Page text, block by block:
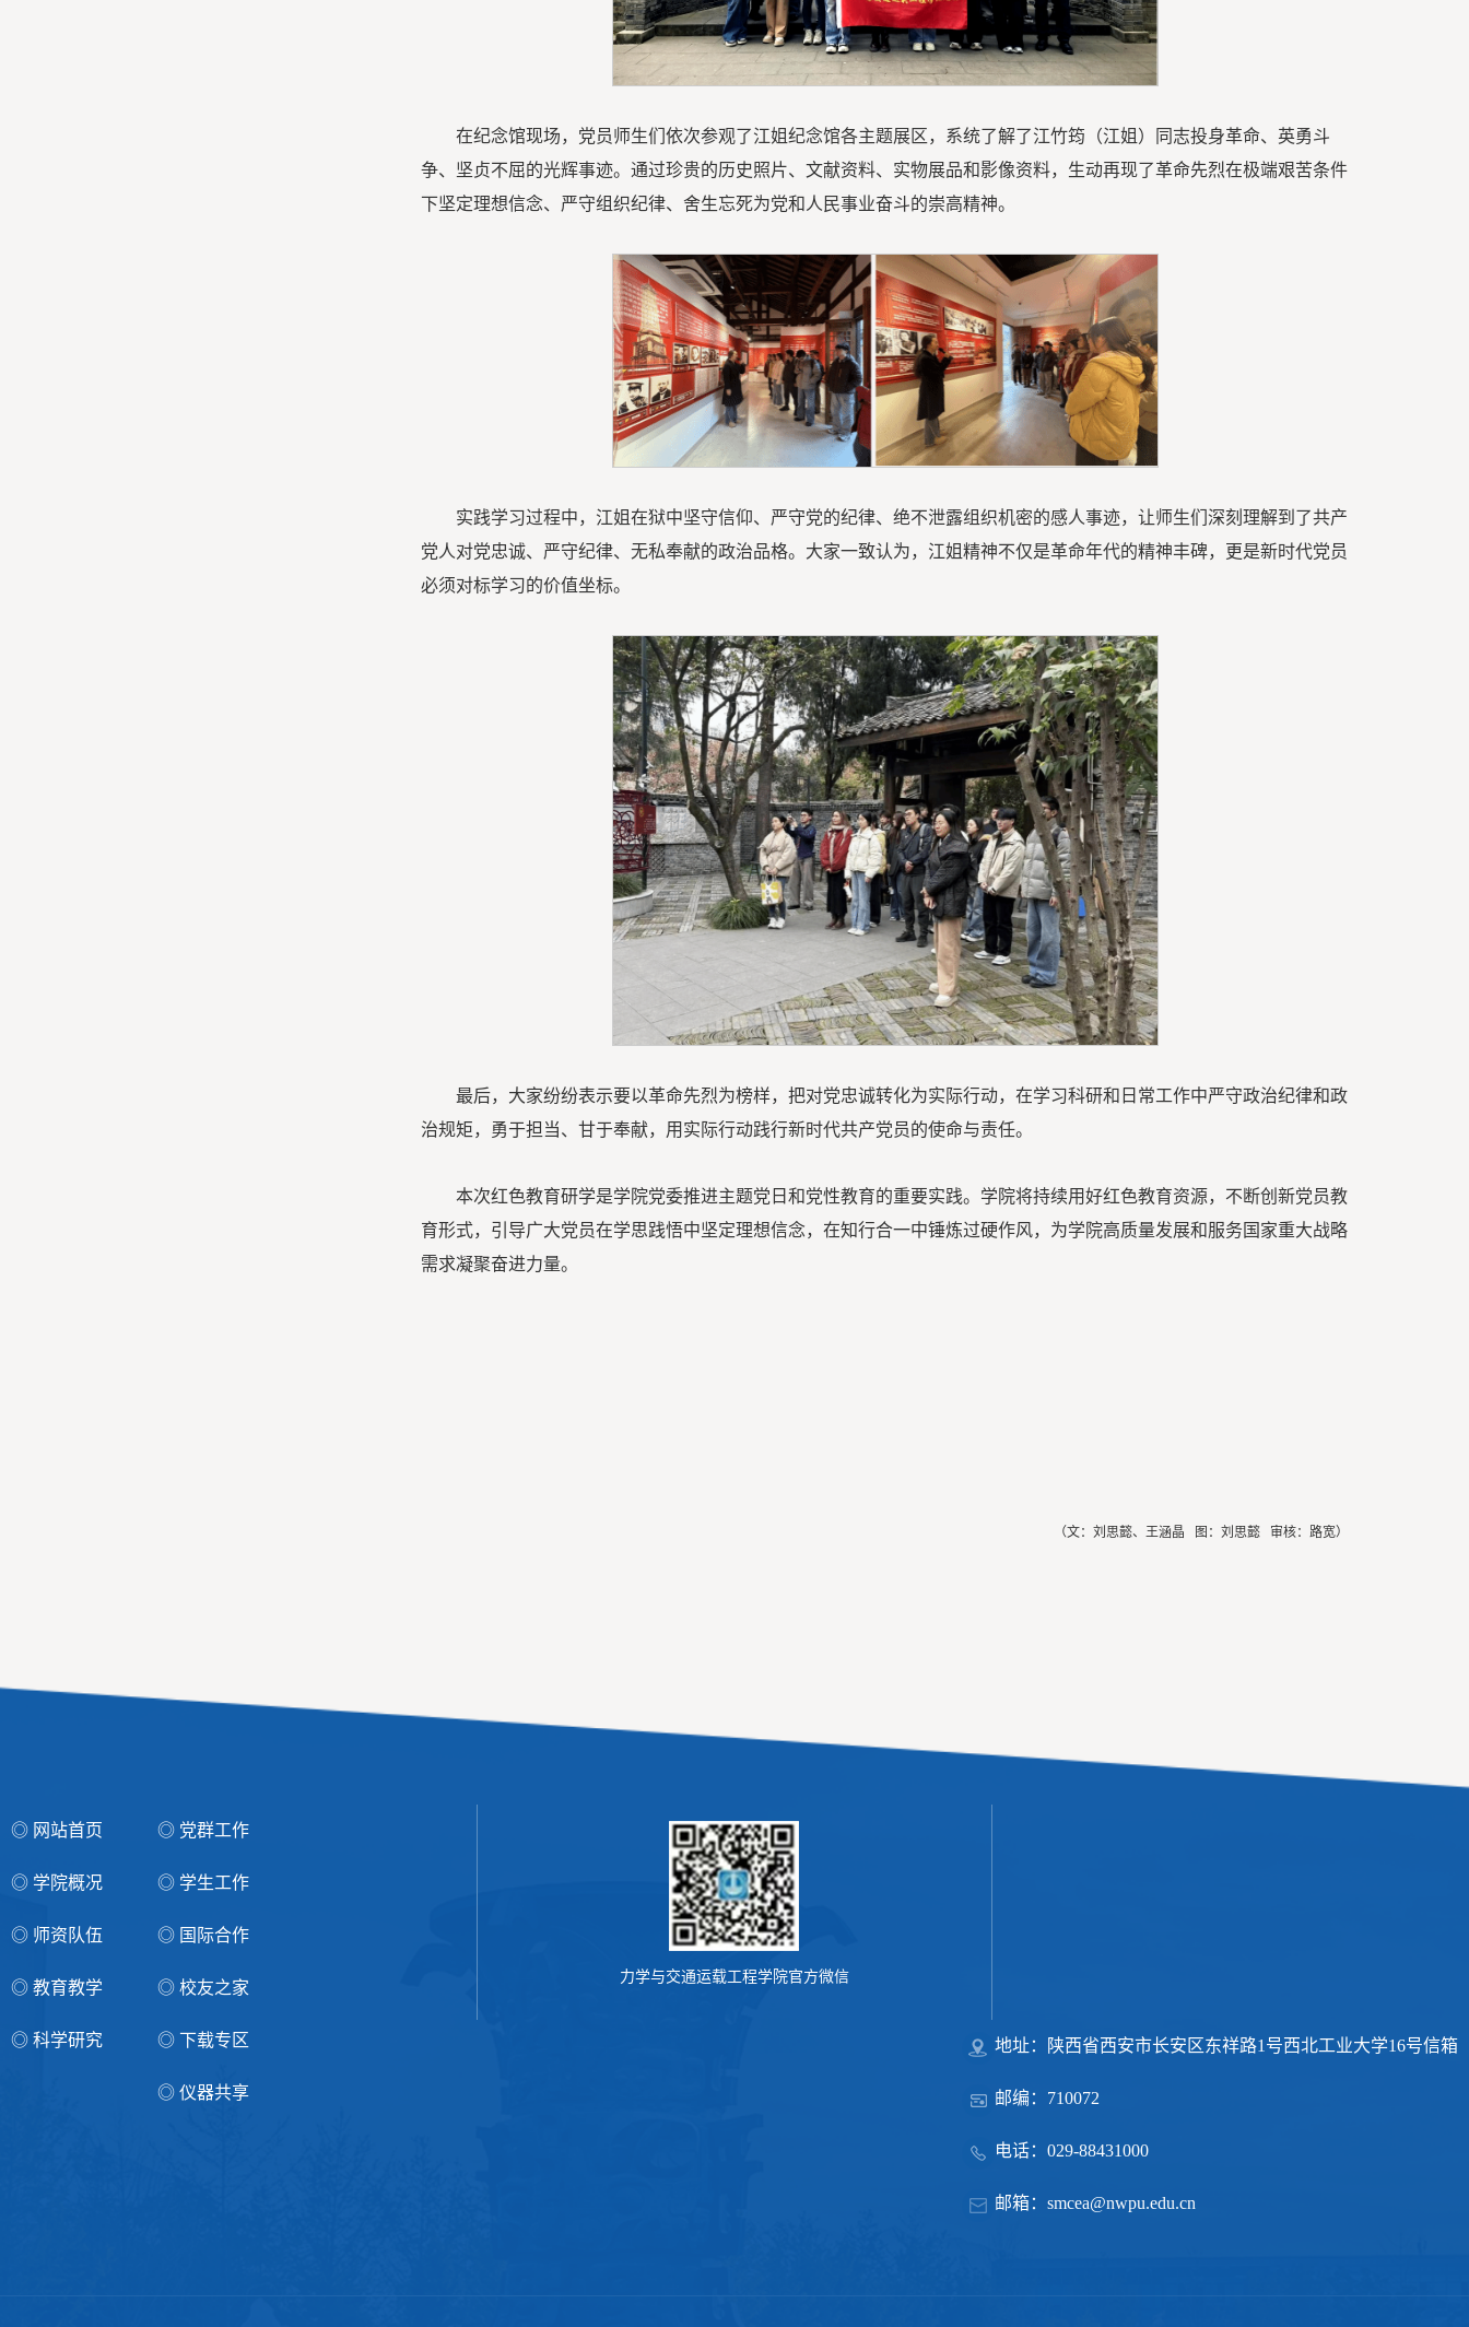
在纪念馆现场，党员师生们依次参观了江姐纪念馆各主题展区，系统了解了江竹筠（江姐）同志投身革命、英勇斗
争、坚贞不屈的光辉事迹。通过珍贵的历史照片、文献资料、实物展品和影像资料，生动再现了革命先烈在极端艰苦条件
下坚定理想信念、严守组织纪律、舍生忘死为党和人民事业奋斗的崇高精神。
实践学习过程中，江姐在狱中坚守信仰、严守党的纪律、绝不泄露组织机密的感人事迹，让师生们深刻理解到了共产
党人对党忠诚、严守纪律、无私奉献的政治品格。大家一致认为，江姐精神不仅是革命年代的精神丰碑，更是新时代党员
必须对标学习的价值坐标。
最后，大家纷纷表示要以革命先烈为榜样，把对党忠诚转化为实际行动，在学习科研和日常工作中严守政治纪律和政
治规矩，勇于担当、甘于奉献，用实际行动践行新时代共产党员的使命与责任。
本次红色教育研学是学院党委推进主题党日和党性教育的重要实践。学院将持续用好红色教育资源，不断创新党员教
育形式，引导广大党员在学思践悟中坚定理想信念，在知行合一中锤炼过硬作风，为学院高质量发展和服务国家重大战略
需求凝聚奋进力量。
（文：刘思懿、王涵晶 图：刘思懿 审核：路宽）
◎ 网站首页
◎ 学院概况
◎ 师资队伍
◎ 教育教学
◎ 科学研究
◎ 党群工作
◎ 学生工作
◎ 国际合作
◎ 校友之家
◎ 下载专区
◎ 仪器共享
力学与交通运载工程学院官方微信
地址：陕西省西安市长安区东祥路1号西北工业大学16号信箱
邮编：710072
电话：029-88431000
邮箱：smcea@nwpu.edu.cn